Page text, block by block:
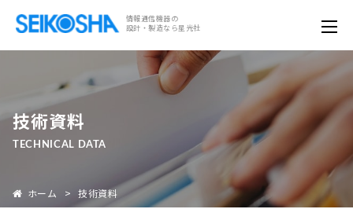
情報通信機器の
設計・製造なら星光社
技術資料
TECHNICAL DATA
ホーム > 技術資料